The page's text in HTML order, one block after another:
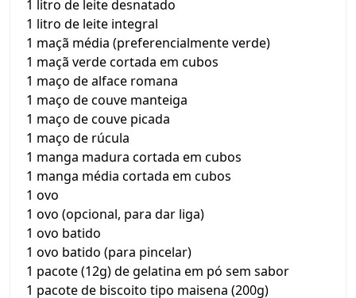
1 litro de leite desnatado
1 litro de leite integral
1 maçã média (preferencialmente verde)
1 maçã verde cortada em cubos
1 maço de alface romana
1 maço de couve manteiga
1 maço de couve picada
1 maço de rúcula
1 manga madura cortada em cubos
1 manga média cortada em cubos
1 ovo
1 ovo (opcional, para dar liga)
1 ovo batido
1 ovo batido (para pincelar)
1 pacote (12g) de gelatina em pó sem sabor
1 pacote de biscoito tipo maisena (200g)